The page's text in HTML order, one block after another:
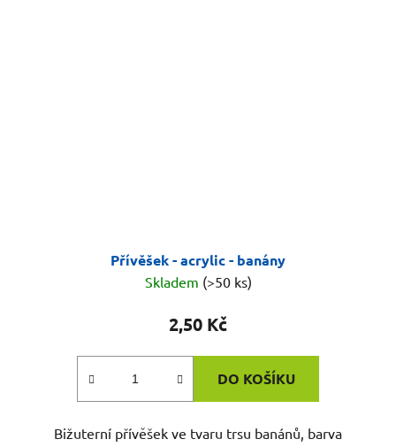
Přívěšek - acrylic - banány
Skladem (>50 ks)
2,50 Kč
DO KOŠÍKU
Bižuterní přívěšek ve tvaru trsu banánů, barva